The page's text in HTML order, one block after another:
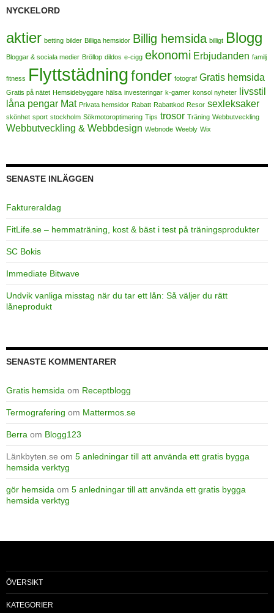
NYCKELORD
aktier betting bilder Billiga hemsidor Billig hemsida billigt Blogg
Bloggar & sociala medier Bröllop dildos e-cigg ekonomi Erbjudanden familj
fitness Flyttstädningfonder fotograf Gratis hemsida
Gratis på nätet Hemsidebyggare hälsa investeringar k-gamer konsol nyheter
livsstil
låna pengar Mat Privata hemsidor Rabatt Rabattkod Resor sexleksaker
skönhet sport stockholm Sökmotoroptimering Tips trosor Träning Webbutveckling
Webbutveckling & Webbdesign Webnode Weebly Wix
SENASTE INLÄGGEN
FaktureraIdag
FitLife.se – hemmaträning, kost & bäst i test på träningsprodukter
SC Bokis
Immediate Bitwave
Undvik vanliga misstag när du tar ett lån: Så väljer du rätt
låneprodukt
SENASTE KOMMENTARER
Gratis hemsida om Receptblogg
Termografering om Mattermos.se
Berra om Blogg123
Länkbyten.se om 5 anledningar till att använda ett gratis bygga
hemsida verktyg
gör hemsida om 5 anledningar till att använda ett gratis bygga
hemsida verktyg
ÖVERSIKT
KATEGORIER